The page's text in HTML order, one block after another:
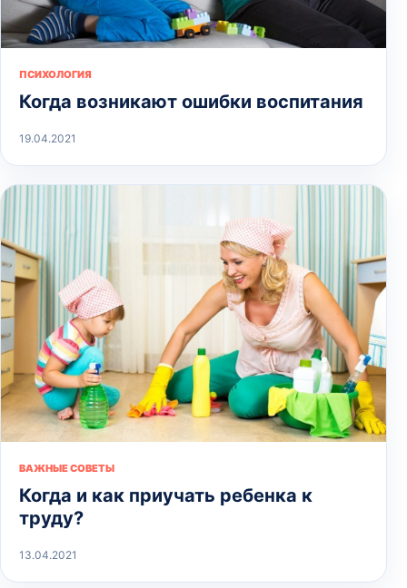
ПСИХОЛОГИЯ
Когда возникают ошибки воспитания
19.04.2021
ВАЖНЫЕ СОВЕТЫ
Когда и как приучать ребенка к
труду?
13.04.2021